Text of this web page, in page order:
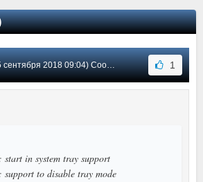
2018 09:04) Сообщение #28 1
start in system tray support
support to disable tray mode